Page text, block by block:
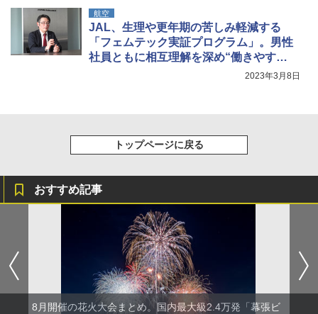
航空
JAL、生理や更年期の苦しみ軽減する
「フェムテック実証プログラム」。男性
社員ともに相互理解を深め“働きやす
2023年3月8日
トップページに戻る
おすすめ記事
8月開催の花火大会まとめ。国内最大級2.4万発「幕張ビ